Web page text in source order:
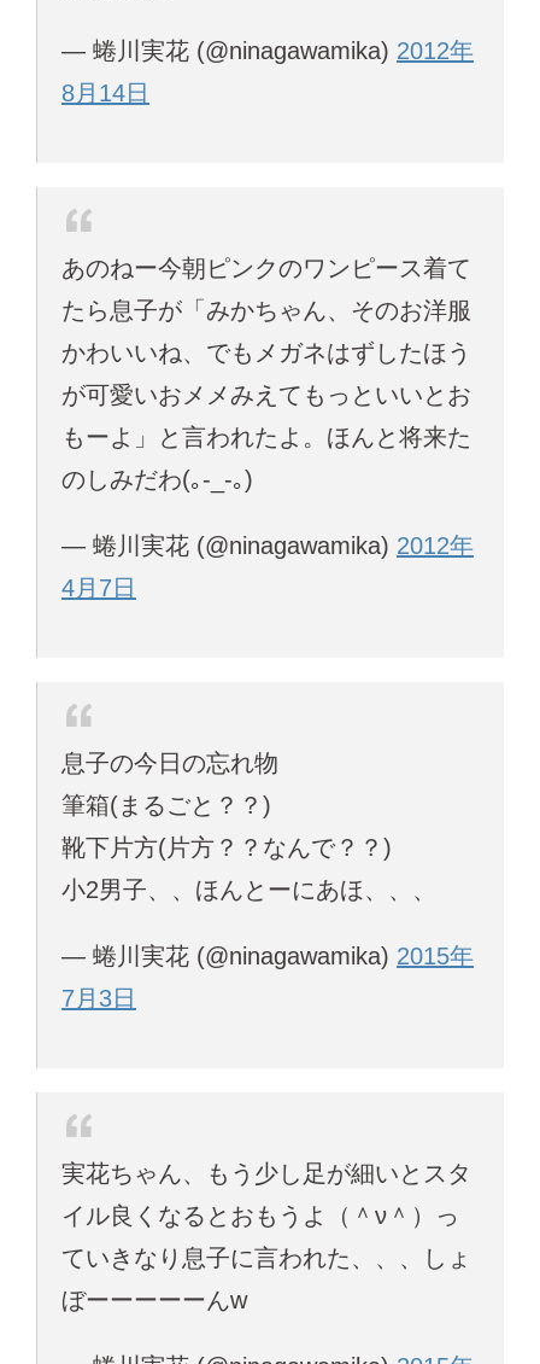
— 蜷川実花 (@ninagawamika) 2012年
8月14日
あのねー今朝ピンクのワンピース着て
たら息子が「みかちゃん、そのお洋服
かわいいね、でもメガネはずしたほう
が可愛いおメメみえてもっといいとお
もーよ」と言われたよ。ほんと将来た
のしみだわ(｡-_-｡)
— 蜷川実花 (@ninagawamika) 2012年
4月7日
息子の今日の忘れ物
筆箱(まるごと？？)
靴下片方(片方？？なんで？？)
小2男子、、ほんとーにあほ、、、
— 蜷川実花 (@ninagawamika) 2015年
7月3日
実花ちゃん、もう少し足が細いとスタ
イル良くなるとおもうよ（＾ν＾）っ
ていきなり息子に言われた、、、しょ
ぼーーーーーんw